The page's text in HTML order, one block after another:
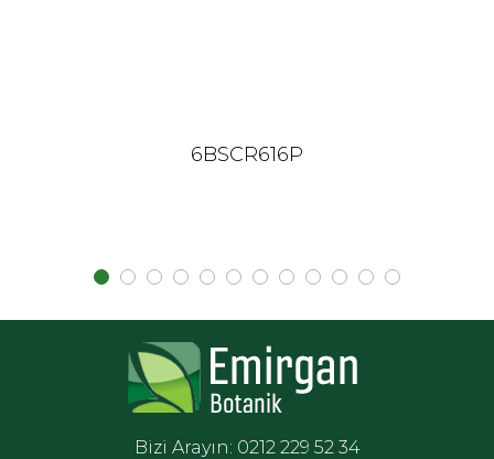
6BSCR616P
Bizi Arayın: 0212 229 52 34